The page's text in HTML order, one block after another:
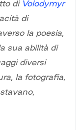
di Volodymyr
di
la poesia,
sua abilità di
diversi
la fotografia,